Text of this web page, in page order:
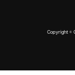
Copyright ©